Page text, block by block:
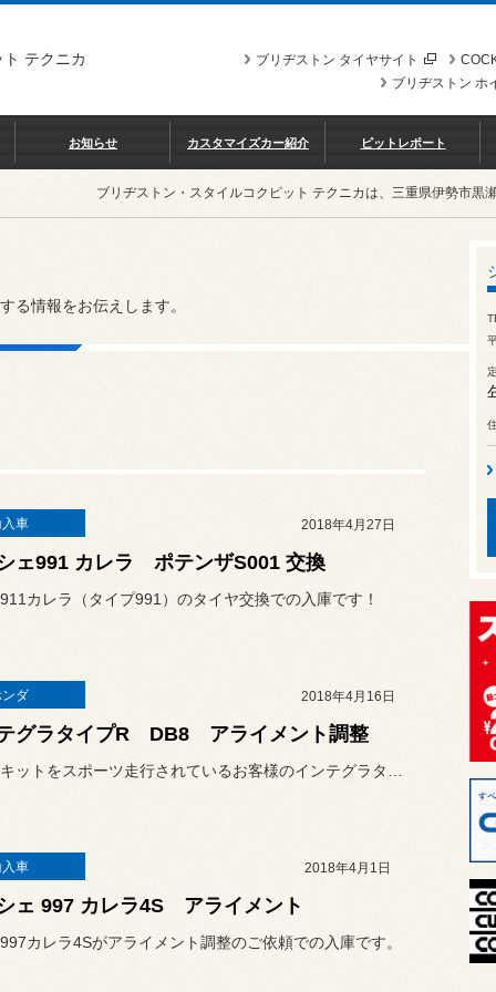
テクニカ
ブリヂストン タイヤサイト
ブリヂストン ホ
お知らせ カスタマイズカー紹介 ピットレポート
ブリヂストン・スタイルコクピット テクニカは、三重県伊勢市黒
る情報をお伝えします。
車 2018年4月27日
ェ991 カレラ ポテンザS001 交換
カレラ（タイプ991）のタイヤ交換での入庫です！
ダ 2018年4月16日
グラタイプR DB8 アライメント調整
車 2018年4月1日
ェ 997 カレラ4S アライメント
カレラ4Sがアライメント調整のご依頼での入庫です。